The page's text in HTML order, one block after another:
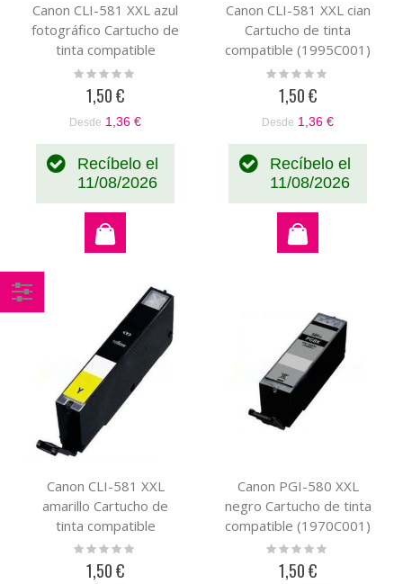
Canon CLI-581 XXL azul
fotográfico Cartucho de
tinta compatible
(1999C001)
Rating:
1,50 €
Desde 1,36 €
Recíbelo el
11/08/2026
Canon CLI-581 XXL cian
Cartucho de tinta
compatible (1995C001)
Rating:
1,50 €
Desde 1,36 €
Recíbelo el
11/08/2026
Canon CLI-581 XXL
amarillo Cartucho de
tinta compatible
(1997C001)
Rating:
1,50 €
Canon PGI-580 XXL
negro Cartucho de tinta
compatible (1970C001)
Rating:
1,50 €
Comprar